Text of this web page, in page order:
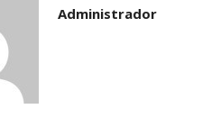
Administrador